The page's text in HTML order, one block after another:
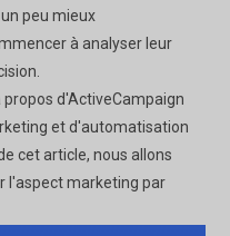
peu mieux
à analyser leur
d'ActiveCampaign
et d'automatisation
cet article, nous allons
l'aspect marketing par